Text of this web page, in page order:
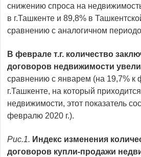
снижению спроса на
в г.Ташкенте и 89,8% в
сравнению с аналогичном
В феврале т.г. количество
договоров недвижимости
сравнению с январем (на 19,7% к
г.Ташкенте, на который
недвижимости, этот показатель
февралю 2020 г.).
Рис.1. Индекс изменения
договоров купли-продажи